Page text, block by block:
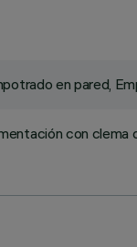
en pared,
con clema